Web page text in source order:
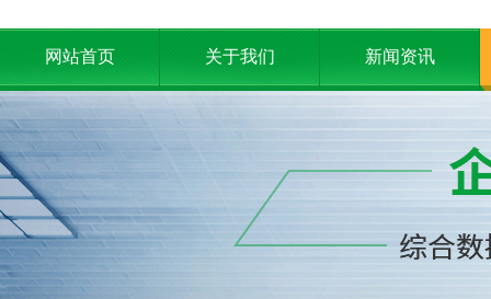
网站首页 关于我们 新闻资讯